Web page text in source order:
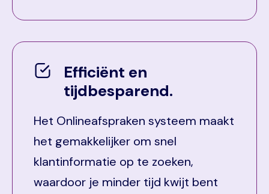
Efficiënt en
tijdbesparend.
Het Onlineafspraken systeem maakt
het gemakkelijker om snel
klantinformatie op te zoeken,
waardoor je minder tijd kwijt bent